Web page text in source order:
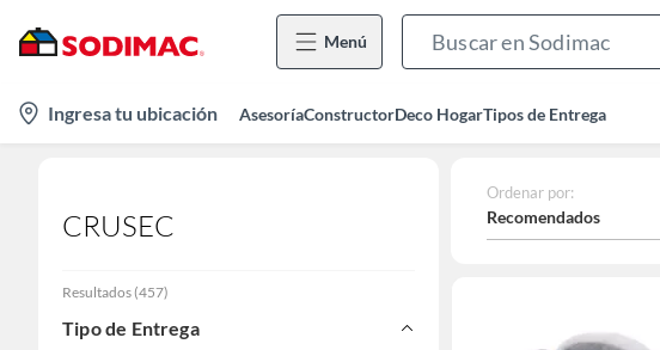
Menú
location-
icon
Ingresa tu ubicación AsesoríaConstructorDeco HogarTipos de Entrega
CRUSEC
Resultados (457)
Tipo de Entrega
Ordenar por:
Recomendados